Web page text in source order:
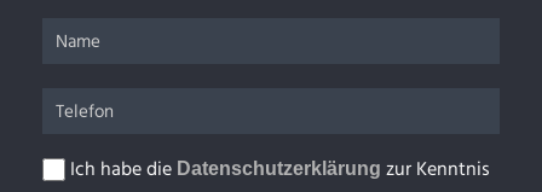
Ich habe die Datenschutzerklärung zur Kenntnis